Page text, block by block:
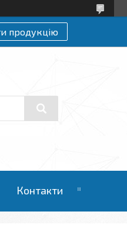
продукцію
Контакти